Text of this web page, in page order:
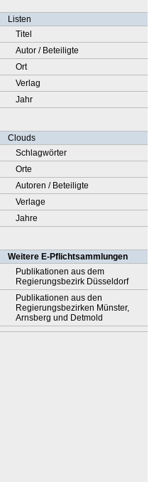
Listen
Titel
Autor / Beteiligte
Ort
Verlag
Jahr
Clouds
Schlagwörter
Orte
Autoren / Beteiligte
Verlage
Jahre
Weitere E-Pflichtsammlungen
Publikationen aus dem
Regierungsbezirk Düsseldorf
Publikationen aus den
Regierungsbezirken Münster,
Arnsberg und Detmold